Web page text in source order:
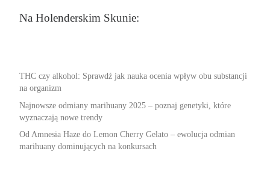
Na Holenderskim Skunie:
THC czy alkohol: Sprawdź jak nauka ocenia wpływ obu substancji
na organizm
Najnowsze odmiany marihuany 2025 – poznaj genetyki, które
wyznaczają nowe trendy
Od Amnesia Haze do Lemon Cherry Gelato – ewolucja odmian
marihuany dominujących na konkursach